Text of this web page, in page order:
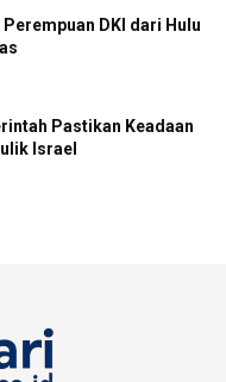
DKI dari Hulu
Pastikan Keadaan
Israel